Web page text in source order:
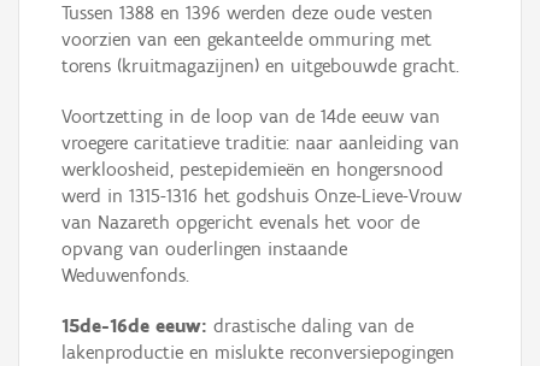
Tussen 1388 en 1396 werden deze oude vesten
voorzien van een gekanteelde ommuring met
torens (kruitmagazijnen) en uitgebouwde gracht.
Voortzetting in de loop van de 14de eeuw van
vroegere caritatieve traditie: naar aanleiding van
werkloosheid, pestepidemieën en hongersnood
werd in 1315-1316 het godshuis Onze-Lieve-Vrouw
van Nazareth opgericht evenals het voor de
opvang van ouderlingen instaande
Weduwenfonds.
15de-16de eeuw: drastische daling van de
lakenproductie en mislukte reconversiepogingen